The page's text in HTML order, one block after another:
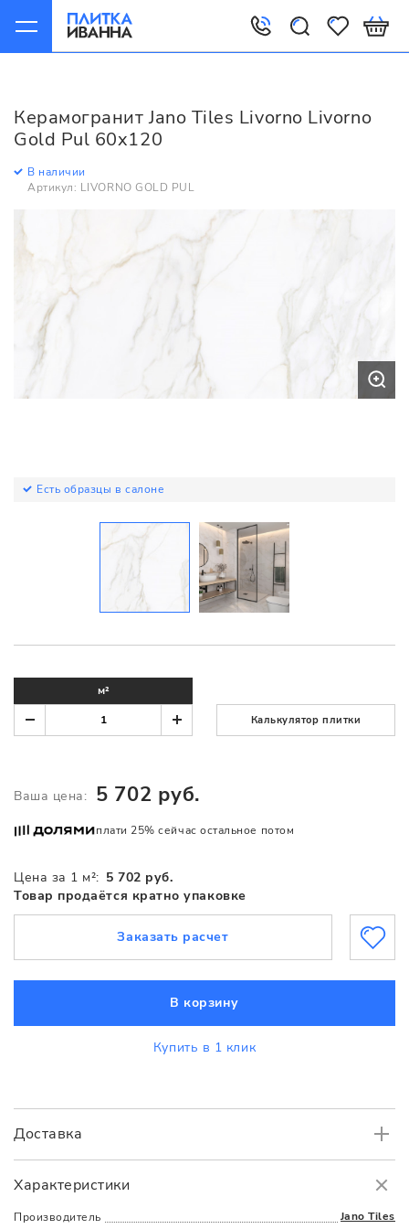
Керамогранит Jano Tiles Livorno Livorno
Gold Pul 60x120
В наличии
Артикул: LIVORNO GOLD PUL
Есть образцы в салоне
Характеристики
Производитель
Jano Tiles
Доставка
Доставка
Цена за 1 м²: 5 702 руб.
Товар продаётся кратно упаковке
м²
Калькулятор плитки
Ваша цена: 5 702 руб.
плати 25% сейчас остальное потом
В корзину
Купить в 1 клик
Заказать расчет